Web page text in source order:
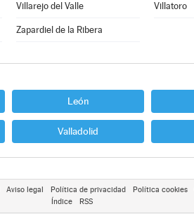
Villarejo del Valle Villatoro
Zapardiel de la Ribera
León
Valladolid
Aviso legal Política de privacidad Política cookies
Índice
RSS